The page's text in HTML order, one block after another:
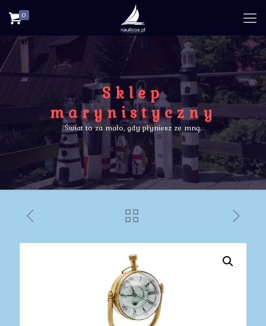
0
Sklep
marynistyczny
Świat to za mało, gdy płyniesz ze mną.